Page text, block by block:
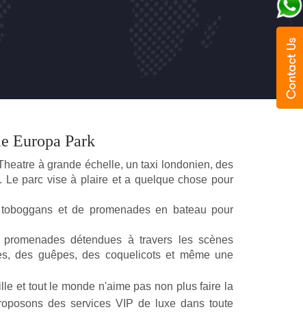
et une patience sans faille. Un grand
et la flotte est entièrement équipée
bon moment pendant nos vacances en
Europa Park
à grande échelle, un taxi londonien, des
parc vise à plaire et a quelque chose pour
et de promenades en bateau pour
détendues à travers les scènes
des guêpes, des coquelicots et même une
et tout le monde n'aime pas non plus faire la
des services VIP de luxe dans toute